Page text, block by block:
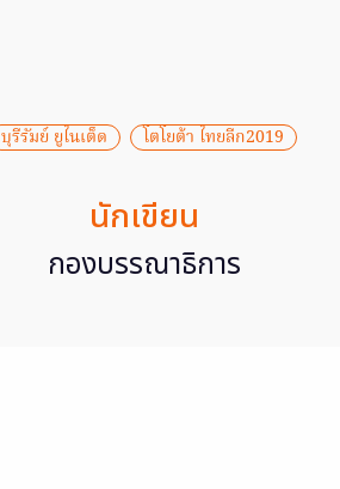
บุรีรัมย์ ยูไนเต็ด โตโยต้า ไทยลีก2019
นักเขียน
กองบรรณาธิการ